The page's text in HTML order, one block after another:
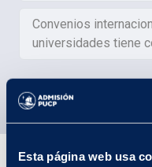
Esta página web usa
Convenios
universidades tiene
Plan de